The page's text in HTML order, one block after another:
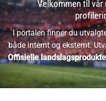
Velkommen til
I portalen finner du
både internt og eksternt.
Offisielle